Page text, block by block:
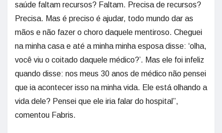
saúde faltam recursos? Faltam. Precisa de recursos?
Precisa. Mas é preciso é ajudar, todo mundo dar as
mãos e não fazer o choro daquele mentiroso. Cheguei
na minha casa e até a minha minha esposa disse: ‘olha,
você viu o coitado daquele médico?’. Mas ele foi infeliz
quando disse: nos meus 30 anos de médico não pensei
que ia acontecer isso na minha vida. Ele está olhando a
vida dele? Pensei que ele iria falar do hospital”,
comentou Fabris.